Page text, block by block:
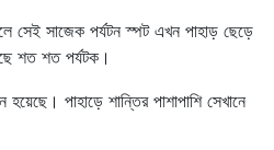
সেই সাজেক পর্যটন স্পট এখন পাহাড় ছেড়ে
শত শত পর্যটক।
পাহাড়ে শান্তির পাশাপাশি সেখানে